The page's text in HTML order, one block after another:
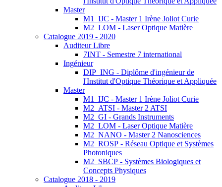
Master
M1_IJC - Master 1 Irène Joliot Curie
M2_LOM - Laser Optique Matière
Catalogue 2019 - 2020
Auditeur Libre
7INT - Semestre 7 international
Ingénieur
DIP_ING - Diplôme d'ingénieur de
l'Institut d'Optique Théorique et Appliquée
Master
M1_IJC - Master 1 Irène Joliot Curie
M2_ATSI - Master 2 ATSI
M2_GI - Grands Instruments
M2_LOM - Laser Optique Matière
M2_NANO - Master 2 Nanosciences
M2_ROSP - Réseau Optique et Systèmes
Photoniques
M2_SBCP - Systèmes Biologiques et
Concepts Physiques
Catalogue 2018 - 2019